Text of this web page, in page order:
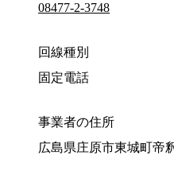
08477-2-3748
回線種別
固定電話
事業者の住所
広島県庄原市東城町帝